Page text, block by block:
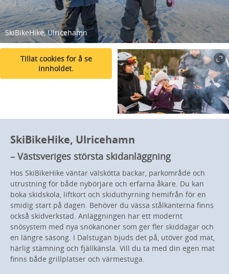
SkiBikeHike, Ulricehamn
Tillat cookies for å se
innholdet.
SkiBikeHike, Ulricehamn
– Västsveriges största skidanläggning
Hos SkiBikeHike väntar välskötta backar, parkområde och
utrustning för både nybörjare och erfarna åkare. Du kan
boka skidskola, liftkort och skiduthyrning hemifrån för en
smidig start på dagen. Behöver du vässa stålkanterna finns
också skidverkstad. Anläggningen har ett modernt
snösystem med nya snökanoner som ger fler skiddagar och
en längre säsong. I Dalstugan bjuds det på, utöver god mat,
härlig stämning och fjällkänsla. Vill du ta med din egen mat
finns både grillplatser och värmestuga.